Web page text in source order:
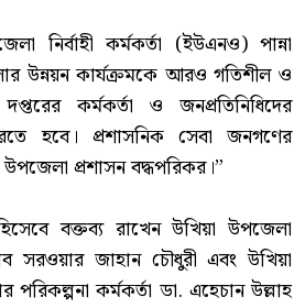
নির্বাহী কর্মকর্তা (ইউএনও) পান্না
উন্নয়ন কার্যক্রমকে আরও গতিশীল ও
কর্মকর্তা ও জনপ্রতিনিধিদের
হবে। প্রশাসনিক সেবা জনগণের
প্রশাসন বদ্ধপরিকর।”
বক্তব্য রাখেন উখিয়া উপজেলা
সরওয়ার জাহান চৌধুরী এবং উখিয়া
পরিকল্পনা কর্মকর্তা ডা. এহেচান উল্লাহ